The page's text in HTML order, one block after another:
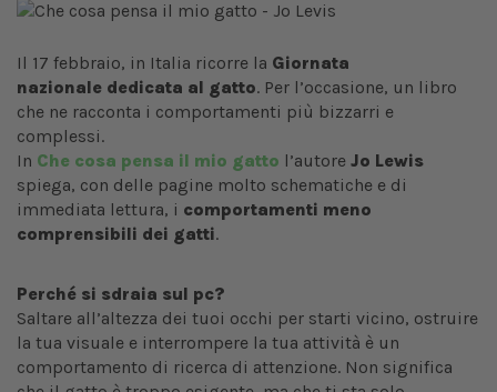
Il 17 febbraio, in Italia ricorre la Giornata
nazionale dedicata al gatto. Per l’occasione, un libro
che ne racconta i comportamenti più bizzarri e
complessi.
In Che cosa pensa il mio gatto l’autore Jo Lewis
spiega, con delle pagine molto schematiche e di
immediata lettura, i comportamenti meno
comprensibili dei gatti.
Perché si sdraia sul pc?
Saltare all’altezza dei tuoi occhi per starti vicino, ostruire
la tua visuale e interrompere la tua attività è un
comportamento di ricerca di attenzione. Non significa